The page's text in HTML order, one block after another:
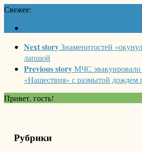
Свежее:
Next storyЗнаменитостей
лапшой
Previous storyМЧС
«Нашествия» с размытой дождем
Привет, гость!
Рубрики